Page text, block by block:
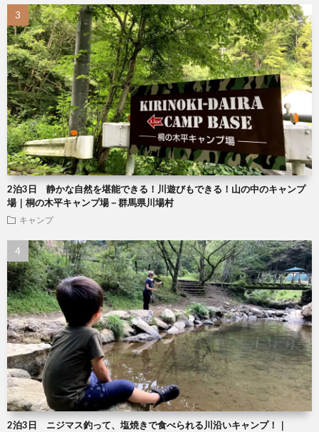
2泊3日 静かな自然を堪能できる！川遊びもできる！山の中のキャンプ
場｜桐の木平キャンプ場－群馬県川場村
キャンプ
2泊3日 ニジマス釣って、塩焼きで食べられる川沿いキャンプ！｜